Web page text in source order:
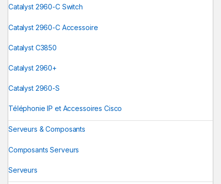
Catalyst 2960-C Switch
Catalyst 2960-C Accessoire
Catalyst C3850
Catalyst 2960+
Catalyst 2960-S
Téléphonie IP et Accessoires Cisco
Serveurs & Composants
Composants Serveurs
Serveurs